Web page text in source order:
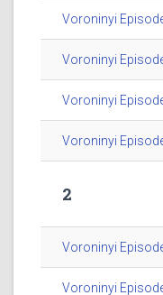
Voroninyi
Voroninyi
Voroninyi
Voroninyi
2
Voroninyi
Voroninyi